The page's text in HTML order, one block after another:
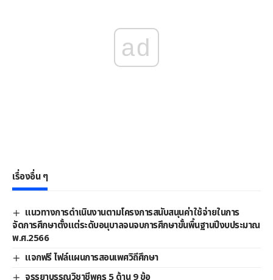
ad
เรื่องอื่น ๆ
แนวทางการดําเนินงานตามโครงการสนับสนุนค่าใช้จ่ายในการ
จัดการศึกษาตั้งแต่ระดับอนุบาลจนจบการศึกษาขั้นพื้นฐานปีงบประมาณ
พ.ศ.2566
แจกฟรี ไฟล์แผนการสอนเพศวิถีศึกษา